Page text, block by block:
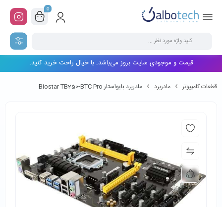
0
قیمت و موجودی سایت بروز می‌باشد. با خیال راحت خرید کنید.
قطعات کامپیوتر مادربرد مادربرد بایواستار Biostar TB250-BTC Pro